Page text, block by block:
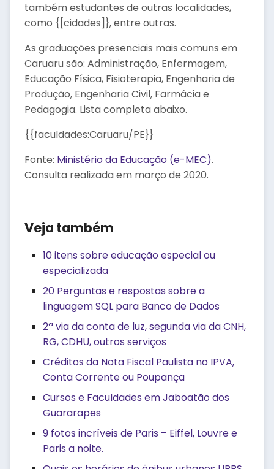
também estudantes de outras localidades,
como {[cidades]}, entre outras.
As graduações presenciais mais comuns em
Caruaru são: Administração, Enfermagem,
Educação Física, Fisioterapia, Engenharia de
Produção, Engenharia Civil, Farmácia e
Pedagogia. Lista completa abaixo.
{{faculdades:Caruaru/PE}}
Fonte: Ministério da Educação (e-MEC).
Consulta realizada em março de 2020.
Veja também
10 itens sobre educação especial ou
especializada
20 Perguntas e respostas sobre a
linguagem SQL para Banco de Dados
2ª via da conta de luz, segunda via da CNH,
RG, CDHU, outros serviços
Créditos da Nota Fiscal Paulista no IPVA,
Conta Corrente ou Poupança
Cursos e Faculdades em Jaboatão dos
Guararapes
9 fotos incríveis de Paris – Eiffel, Louvre e
Paris a noite.